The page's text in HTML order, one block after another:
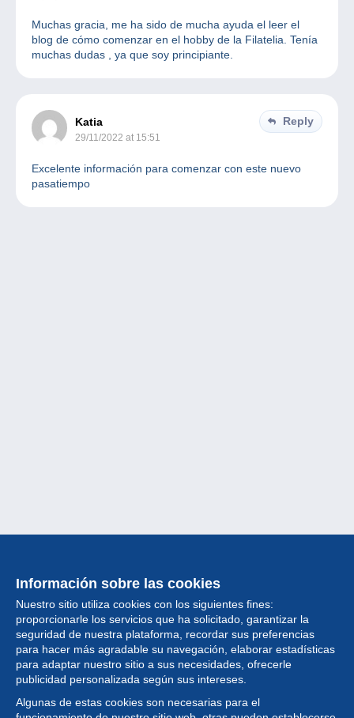
Muchas gracia, me ha sido de mucha ayuda el leer el
blog de cómo comenzar en el hobby de la Filatelia. Tenía
muchas dudas , ya que soy principiante.
Katia
29/11/2022 at 15:51
Reply
Excelente información para comenzar con este nuevo
pasatiempo
Información sobre las cookies
Nuestro sitio utiliza cookies con los siguientes fines:
proporcionarle los servicios que ha solicitado, garantizar la
seguridad de nuestra plataforma, recordar sus preferencias
para hacer más agradable su navegación, elaborar estadísticas
para adaptar nuestro sitio a sus necesidades, ofrecerle
publicidad personalizada según sus intereses.
Algunas de estas cookies son necesarias para el
Colección
Noticias